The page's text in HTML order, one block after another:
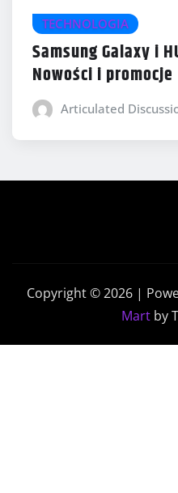
TECHNOLOGIA
Samsung Galaxy i
Nowości i promocje
Articulated
Copyright © 2026 |
Mart by